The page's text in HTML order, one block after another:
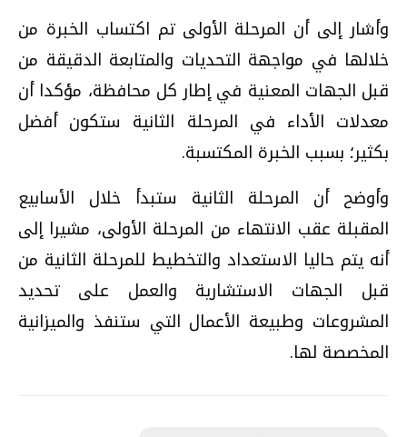
وأشار إلى أن المرحلة الأولى تم اكتساب الخبرة من
خلالها في مواجهة التحديات والمتابعة الدقيقة من
قبل الجهات المعنية في إطار كل محافظة، مؤكدا أن
معدلات الأداء في المرحلة الثانية ستكون أفضل
بكثير؛ بسبب الخبرة المكتسبة.
وأوضح أن المرحلة الثانية ستبدأ خلال الأسابيع
المقبلة عقب الانتهاء من المرحلة الأولى، مشيرا إلى
أنه يتم حاليا الاستعداد والتخطيط للمرحلة الثانية من
قبل الجهات الاستشارية والعمل على تحديد
المشروعات وطبيعة الأعمال التي ستنفذ والميزانية
المخصصة لها.